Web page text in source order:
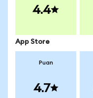
4.4
App Store
Puan
4.7